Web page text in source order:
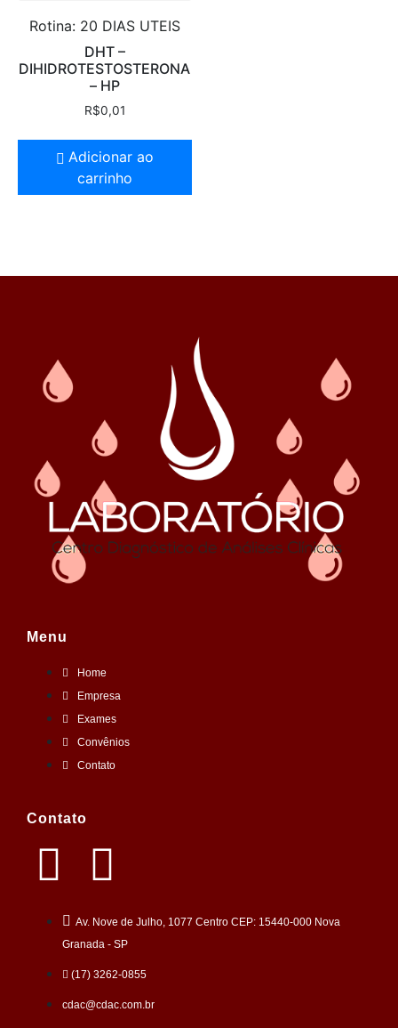
Rotina: 20 DIAS UTEIS
DHT –
DIHIDROTESTOSTERONA
– HP
R$0,01
Adicionar ao
carrinho
Menu
Home
Empresa
Exames
Convênios
Contato
Contato
Av. Nove de Julho, 1077 Centro CEP: 15440-000 Nova
Granada - SP
(17) 3262-0855
cdac@cdac.com.br